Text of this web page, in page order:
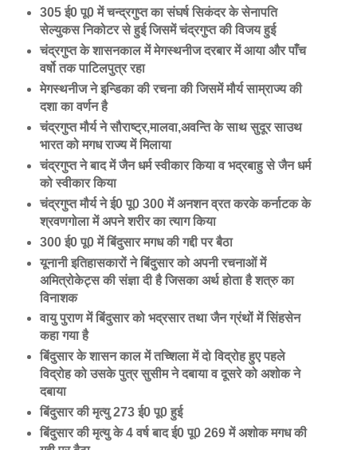
305 ई0 पू0 में चन्द्रगुप्त का संघर्ष सिकंदर के सेनापति
सेल्युकस निकोटर से हुई जिसमें चंद्रगुप्त की विजय हुई
चंद्रगुप्त के शासनकाल में मेगस्थनीज दरबार में आया और पाँच
वर्षो तक पाटिलपुत्र रहा
मेगस्थनीज ने इन्डिका की रचना की जिसमें मौर्य साम्राज्य की
दशा का वर्णन है
चंद्रगुप्त मौर्य ने सौराष्ट्र,मालवा,अवन्ति के साथ सुदूर साउथ
भारत को मगध राज्य में मिलाया
चंद्रगुप्त ने बाद में जैन धर्म स्वीकार किया व भद्रबाहु से जैन धर्म
को स्वीकार किया
चंद्रगुप्त मौर्य ने ई0 पू0 300 में अनशन व्रत करके कर्नाटक के
श्रवणगोला में अपने शरीर का त्याग किया
300 ई0 पू0 में बिंदुसार मगध की गद्दी पर बैठा
यूनानी इतिहासकारों ने बिंदुसार को अपनी रचनाओं में
अमित्रोकेट्स की संज्ञा दी है जिसका अर्थ होता है शत्रु का
विनाशक
वायु पुराण में बिंदुसार को भद्रसार तथा जैन ग्रंथों में सिंहसेन
कहा गया है
बिंदुसार के शासन काल में तच्शिला में दो विद्रोह हुए पहले
विद्रोह को उसके पुत्र सुसीम ने दबाया व दूसरे को अशोक ने
दबाया
बिंदुसार की मृत्यु 273 ई0 पू0 हुई
बिंदुसार की मृत्यु के 4 वर्ष बाद ई0 पू0 269 में अशोक मगध की